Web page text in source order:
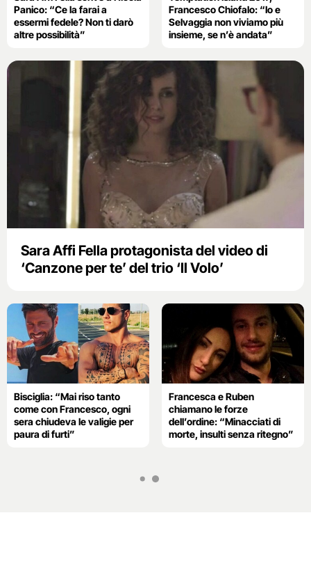
Panico: “Ce la farai a
essermi fedele? Non ti darò
altre possibilità”
Francesco Chiofalo: “Io e
Selvaggia non viviamo più
insieme, se n’è andata”
Sara Affi Fella protagonista del video di
‘Canzone per te’ del trio ‘Il Volo’
Bisciglia: “Mai riso tanto
come con Francesco, ogni
sera chiudeva le valigie per
paura di furti”
Francesca e Ruben
chiamano le forze
dell’ordine: “Minacciati di
morte, insulti senza ritegno”